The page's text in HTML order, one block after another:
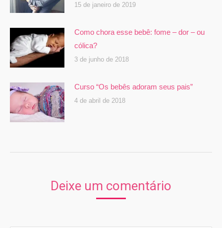
15 de janeiro de 2019
Como chora esse bebê: fome – dor – ou
cólica?
3 de junho de 2018
Curso “Os bebês adoram seus pais”
4 de abril de 2018
Deixe um comentário